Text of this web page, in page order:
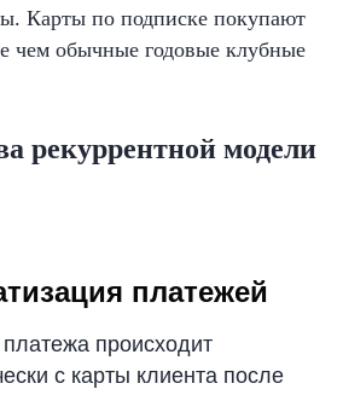
Карты по подписке покупают
чем обычные годовые клубные
рекуррентной модели
платежей
происходит
с карты клиента после